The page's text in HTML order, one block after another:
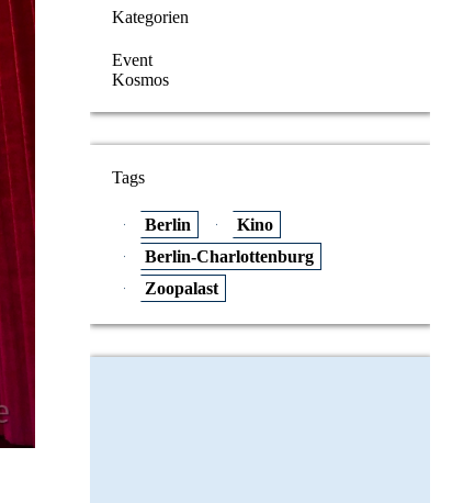
Kategorien
Event
Kosmos
Tags
Berlin
Kino
Berlin-Charlottenburg
Zoopalast